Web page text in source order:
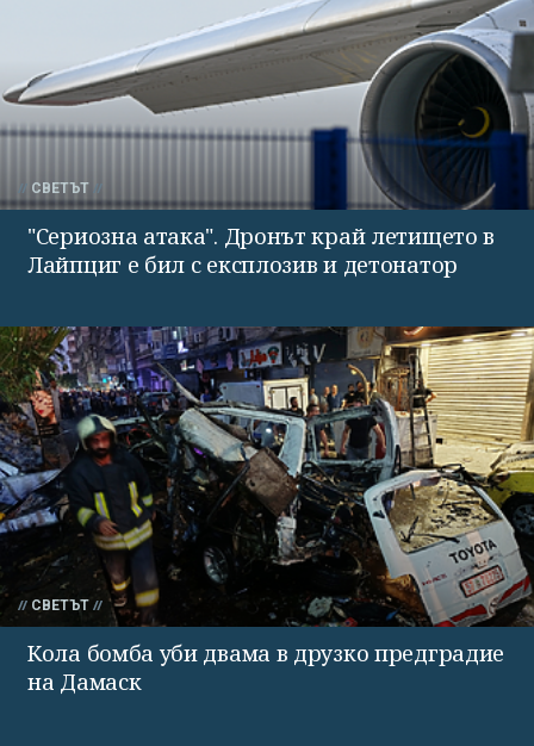
СВЕТЪТ
"Сериозна атака". Дронът край летището в
Лайпциг е бил с експлозив и детонатор
СВЕТЪТ
Кола бомба уби двама в друзко предградие
на Дамаск